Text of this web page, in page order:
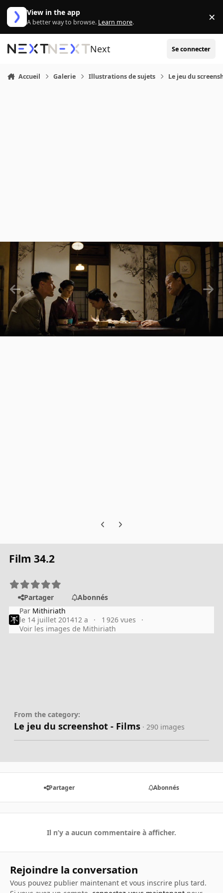
Aller au contenu
View in the app
A better way to browse. Learn more. ×
Next Se connecter
Accueil Galerie Illustrations de sujets Le jeu du
Previous carousel slide
Next carousel slide
Film 34.2
Partager
Abonnés
Par Mithiriath
le 14 juillet 201412 a
1 926 vues
Voir les images de Mithiriath
From the category:
Le jeu du screenshot - Films · 290 images
Partager Abonnés
Il n’y a aucun commentaire à afficher.
Rejoindre la conversation
Vous pouvez publier maintenant et vous inscrire plus tard.